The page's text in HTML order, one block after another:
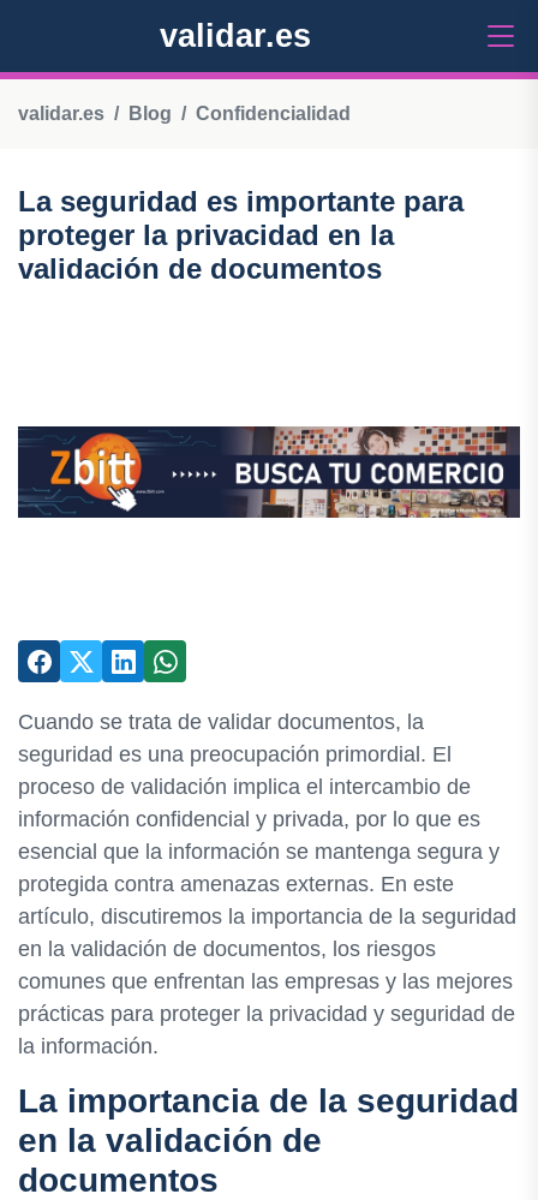
validar.es
validar.es Blog Confidencialidad
La seguridad es importante para
proteger la privacidad en la
validación de documentos
Cuando se trata de validar documentos, la
seguridad es una preocupación primordial. El
proceso de validación implica el intercambio de
información confidencial y privada, por lo que es
esencial que la información se mantenga segura y
protegida contra amenazas externas. En este
artículo, discutiremos la importancia de la seguridad
en la validación de documentos, los riesgos
comunes que enfrentan las empresas y las mejores
prácticas para proteger la privacidad y seguridad de
la información.
La importancia de la seguridad
en la validación de
documentos